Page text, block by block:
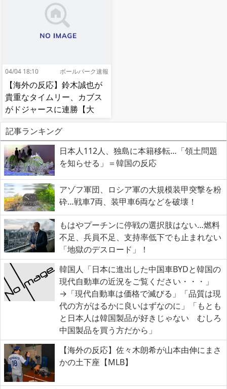
04/04 18:10 ボールパーク速報
【海外の反応】鈴木誠也が
貴重なタイムリー、カブス
がドジャースに連勝【大
谷】
記事ランキング
日本人112人、独島に本籍移転…「領土問題
を知らせる」＝韓国の反応
アゾフ軍団、ロシア軍の大規模装甲突撃を粉
砕…戦車7両、装甲車6両などを破壊！
もはやプーチンに停戦の選択肢はない…燃料
不足、兵員不足、支持率低下でも止まれない
「地獄のデスロード」！
韓国人「日本に進出した中国車BYDと韓国の
現代自動車の近況をご覧ください・・・」
→「現代自動車は価格で滅びる」「品質は現
代の方がはるかに良いはずなのに」「もとも
と日本人は韓国製品が好きじゃない むしろ
中国製品を買う方だから」
【海外の反応】佐々木朗希が山本由伸にまさ
かの土下座【MLB】